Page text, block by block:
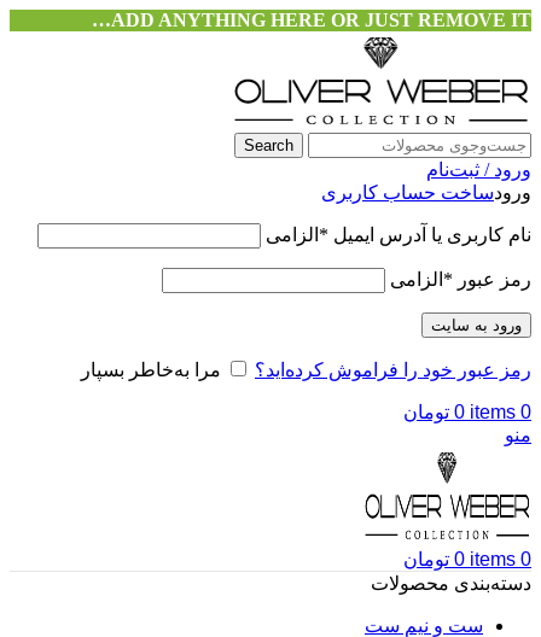
ADD ANYTHING HERE OR JUST REMOVE IT…
Search
ورود / ثبت‌نام
ورودساخت حساب کاربری
نام کاربری یا آدرس ایمیل * الزامی
رمز عبور * الزامی
ورود به سایت
رمز عبور خود را فراموش کرده‌اید؟ مرا به‌خاطر بسپار
0
items
0 تومان
منو
0
items
0 تومان
دسته‌بندی محصولات
ست و نیم ست